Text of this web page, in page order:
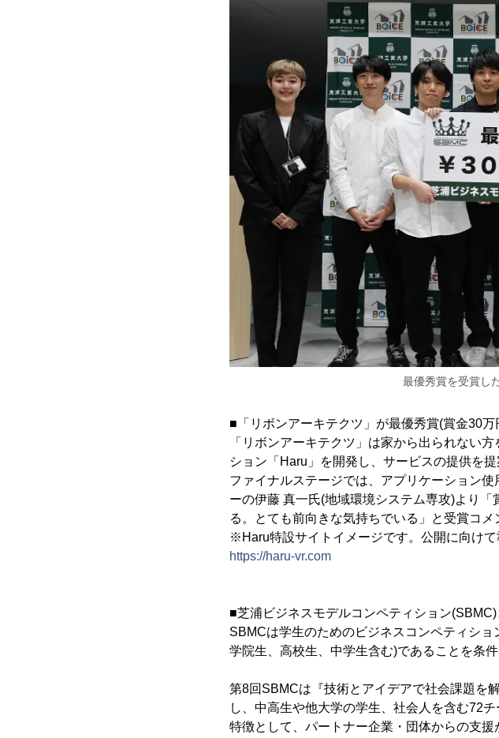
最優秀賞を受賞し
■「リボンアーキテクツ」が最優秀賞(賞金30万
「リボンアーキテクツ」は家から出られない
ション「Haru」を開発し、サービスの提供を提
ファイナルステージでは、アプリケーション
ーの伊藤 真一氏(地域環境システム専攻)より
る。とても前向きな気持ちでいる」と受賞コメ
※Haru特設サイトイメージです。公開に向けて
https://haru-vr.com
■芝浦ビジネスモデルコンペティション(SBMC)
SBMCは学生のためのビジネスコンペティシ
学院生、高校生、中学生含む)であることを条件
第8回SBMCは『技術とアイデアで社会課題を
し、中高生や他大学の学生、社会人を含む72
特徴として、パートナー企業・団体からの支